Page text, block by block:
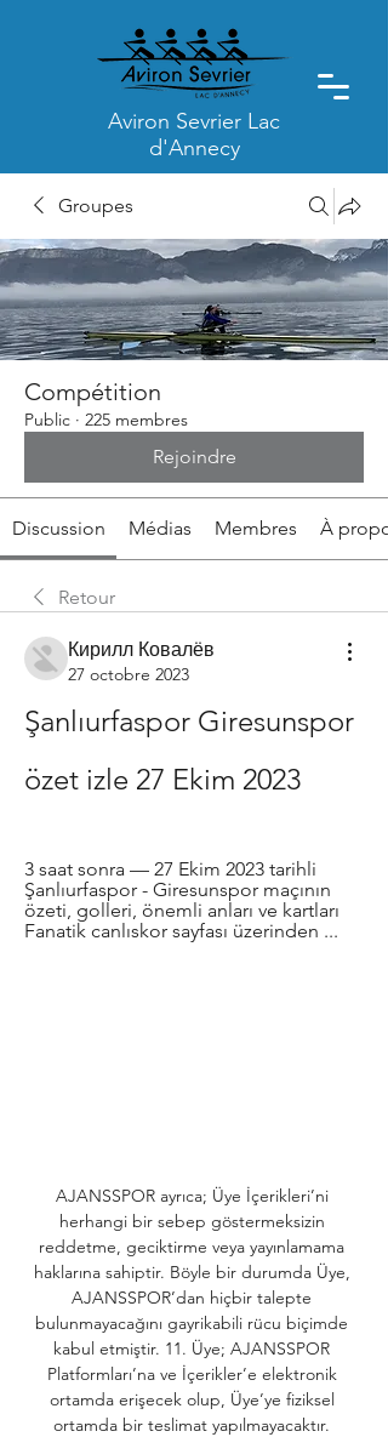
Aviron Sevrier Lac
d'Annecy
Groupes
Compétition
Public · 225 membres
Rejoindre
Discussion Médias Membres À
Retour
Кирилл Ковалёв
27 octobre 2023
Şanlıurfaspor Giresunspor
özet izle 27 Ekim 2023
3 saat sonra — 27 Ekim 2023 tarihli
Şanlıurfaspor - Giresunspor maçının
özeti, golleri, önemli anları ve kartları
Fanatik canlıskor sayfası üzerinden ...
AJANSSPOR ayrıca; Üye İçerikleri’ni
herhangi bir sebep göstermeksizin
reddetme, geciktirme veya yayınlamama
haklarına sahiptir. Böyle bir durumda Üye,
AJANSSPOR’dan hiçbir talepte
bulunmayacağını gayrikabili rücu biçimde
kabul etmiştir. 11. Üye; AJANSSPOR
Platformları’na ve İçerikler’e elektronik
ortamda erişecek olup, Üye’ye fiziksel
ortamda bir teslimat yapılmayacaktır.